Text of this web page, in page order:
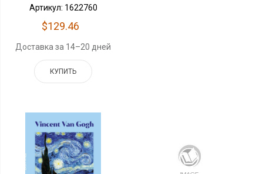
Артикул: 1622760
$129.46
Доставка за 14–20 дней
КУПИТЬ